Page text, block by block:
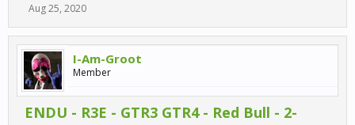
Aug 25, 2020
I-Am-Groot
Member
ENDU - R3E - GTR3 GTR4 - Red Bull - 2-